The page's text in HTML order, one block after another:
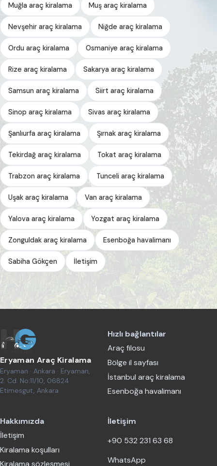
Muğla araç kiralama Muş araç kiralama
Nevşehir araç kiralama Niğde araç kiralama
Ordu araç kiralama Osmaniye araç kiralama
Rize araç kiralama Sakarya araç kiralama
Samsun araç kiralama Siirt araç kiralama
Sinop araç kiralama Sivas araç kiralama
Şanlıurfa araç kiralama Şırnak araç kiralama
Tekirdağ araç kiralama Tokat araç kiralama
Trabzon araç kiralama Tunceli araç kiralama
Uşak araç kiralama Van araç kiralama
Yalova araç kiralama Yozgat araç kiralama
Zonguldak araç kiralama Esenboğa havalimanı
Sabiha Gökçen İletişim
Eryaman Araç Kiralama
Eryaman · Ankara · Eryaman,
2. Cd. No:11/10, 06824
Etimesgut, Ankara
Hızlı bağlantılar
Araç filosu
Bölge il sayfası
İstanbul araç kiralama
Esenboğa havalimanı
Hakkımızda
İletişim
Kiralama koşulları
İletişim
+90 532 231 63 68
WhatsApp